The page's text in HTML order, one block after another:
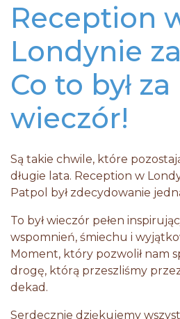
Reception
Londynie
Co to był za
wieczór!
Są takie chwile, które
długie lata. Reception w
Patpol był zdecydowanie
To był wieczór pełen
wspomnień, śmiechu i
Moment, który pozwolił nam
drogę, którą przeszliśmy
dekad.
Serdecznie dziękujemy